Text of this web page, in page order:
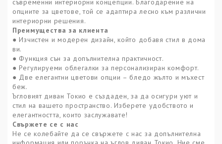
съвременни интериорни концепции. Благодарение на
опциите за цветове, той се адаптира лесно към различни
интериорни решения.
Преимущества за клиента
● Изчистен и модерен дизайн, който добавя стил в дома
ви.
● Функция сън за допълнителна практичност.
● Регулируеми облегалки за персонализиран комфорт.
● Две елегантни цветови опции – бледо жълто и мъхест
беж.
Ъгловият диван Токио е създаден, за да осигури уют и
стил на вашето пространство. Изберете удобството и
елегантността, които заслужавате!
Свържете се с нас
Не се колебайте да се свържете с нас за допълнителна